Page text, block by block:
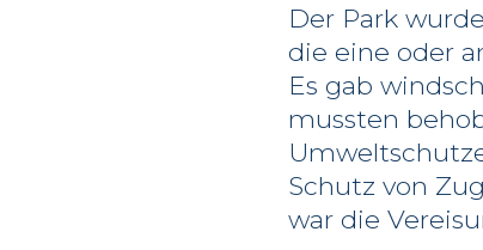
Der Park
die eine oder
Es gab
mussten
Schutz von
war die